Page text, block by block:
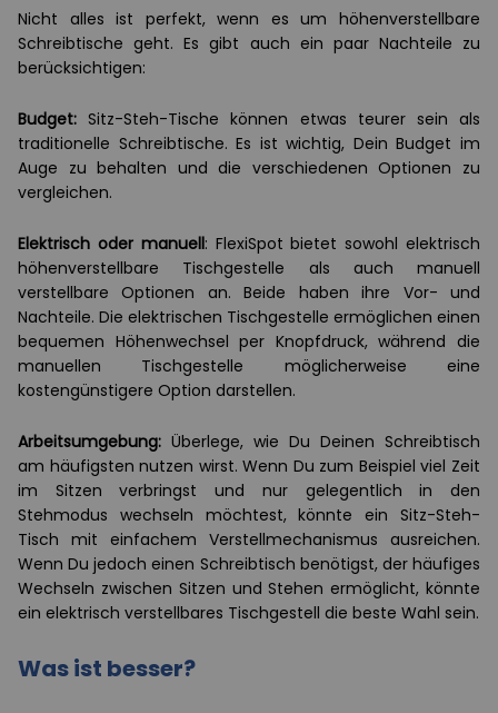
Nicht alles ist perfekt, wenn es um höhenverstellbare
Schreibtische geht. Es gibt auch ein paar Nachteile zu
berücksichtigen:
Budget: Sitz-Steh-Tische können etwas teurer sein als
traditionelle Schreibtische. Es ist wichtig, Dein Budget im
Auge zu behalten und die verschiedenen Optionen zu
vergleichen.
Elektrisch oder manuell: FlexiSpot bietet sowohl elektrisch
höhenverstellbare Tischgestelle als auch manuell
verstellbare Optionen an. Beide haben ihre Vor- und
Nachteile. Die elektrischen Tischgestelle ermöglichen einen
bequemen Höhenwechsel per Knopfdruck, während die
manuellen Tischgestelle möglicherweise eine
kostengünstigere Option darstellen.
Arbeitsumgebung: Überlege, wie Du Deinen Schreibtisch
am häufigsten nutzen wirst. Wenn Du zum Beispiel viel Zeit
im Sitzen verbringst und nur gelegentlich in den
Stehmodus wechseln möchtest, könnte ein Sitz-Steh-
Tisch mit einfachem Verstellmechanismus ausreichen.
Wenn Du jedoch einen Schreibtisch benötigst, der häufiges
Wechseln zwischen Sitzen und Stehen ermöglicht, könnte
ein elektrisch verstellbares Tischgestell die beste Wahl sein.
Was ist besser?